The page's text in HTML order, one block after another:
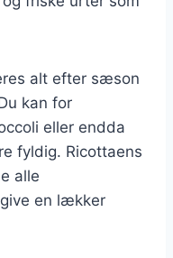
alt efter sæson
kan for
eller endda
fyldig. Ricottaens
alle
en lækker